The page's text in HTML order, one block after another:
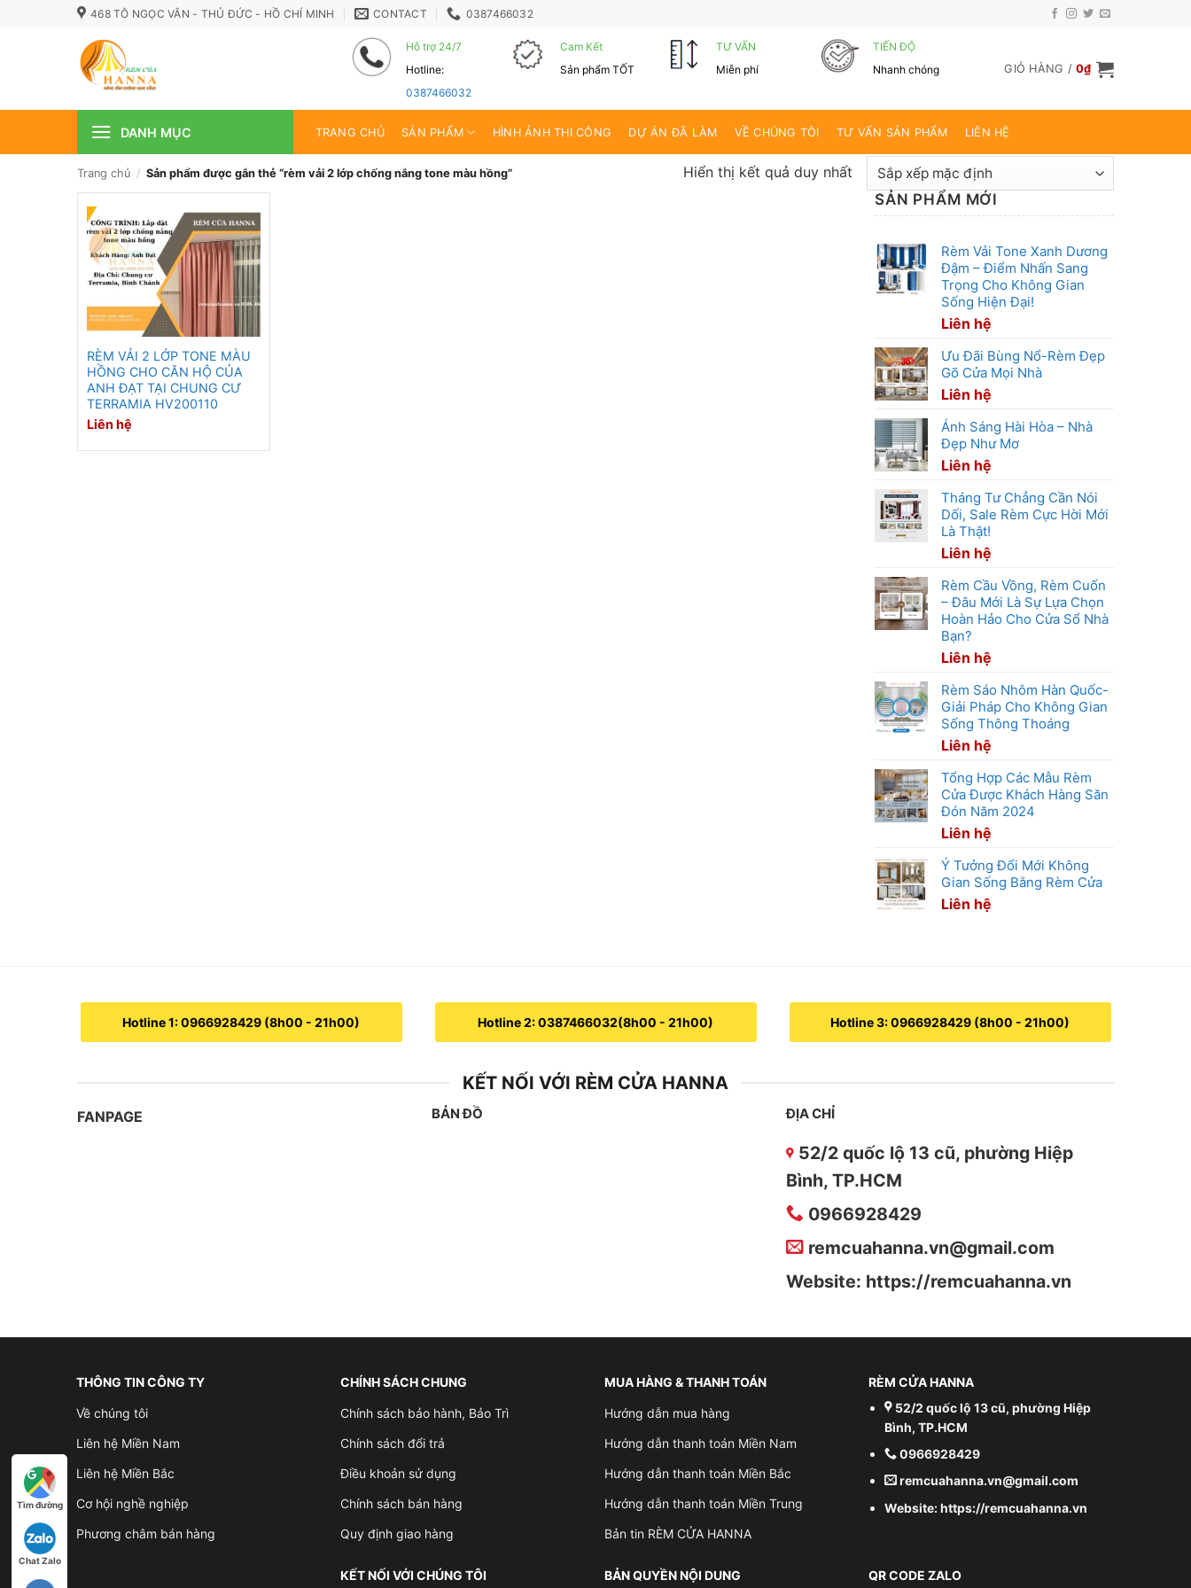
468 TÔ NGỌC VÂN - THỦ ĐỨC - HỒ CHÍ MINH CONTACT 0387466032
Hỗ trợ 24/7
Hotline:
0387466032
Cam Kết
Sản phẩm TỐT
TƯ VẤN
Miễn phí
TIẾN ĐỘ
Nhanh chóng
GIỎ HÀNG /0₫
DANH MỤC TRANG CHỦ SẢN PHẨM HÌNH ẢNH THI CÔNG DỰ ÁN ĐÃ LÀM VỀ CHÚNG TÔI TƯ VẤN SẢN PHẨM LIÊN HỆ
Trang chủ / Sản phẩm được gắn thẻ “rèm vải 2 lớp chống nắng tone màu hồng” Hiển thị kết quả duy nhất
RÈM VẢI 2 LỚP TONE MÀU
HỒNG CHO CĂN HỘ CỦA
ANH ĐẠT TẠI CHUNG CƯ
TERRAMIA HV200110
Liên hệ
SẢN PHẨM MỚI
Rèm Vải Tone Xanh Dương
Đậm – Điểm Nhấn Sang
Trọng Cho Không Gian
Sống Hiện Đại!
Liên hệ
Ưu Đãi Bùng Nổ-Rèm Đẹp
Gõ Cửa Mọi Nhà
Liên hệ
Ánh Sáng Hài Hòa – Nhà
Đẹp Như Mơ
Liên hệ
Tháng Tư Chẳng Cần Nói
Dối, Sale Rèm Cực Hời Mới
Là Thật!
Liên hệ
Rèm Cầu Vồng, Rèm Cuốn
– Đâu Mới Là Sự Lựa Chọn
Hoàn Hảo Cho Cửa Sổ Nhà
Bạn?
Liên hệ
Rèm Sáo Nhôm Hàn Quốc-
Giải Pháp Cho Không Gian
Sống Thông Thoáng
Liên hệ
Tổng Hợp Các Mẫu Rèm
Cửa Được Khách Hàng Săn
Đón Năm 2024
Liên hệ
Ý Tưởng Đổi Mới Không
Gian Sống Bằng Rèm Cửa
Liên hệ
Hotline 1: 0966928429 (8h00 - 21h00) Hotline 2: 0387466032(8h00 - 21h00) Hotline 3: 0966928429 (8h00 - 21h00)
KẾT NỐI VỚI RÈM CỬA HANNA
FANPAGE BẢN ĐỒ ĐỊA CHỈ
52/2 quốc lộ 13 cũ, phường Hiệp
Bình, TP.HCM
0966928429
remcuahanna.vn@gmail.com
Website: https://remcuahanna.vn
THÔNG TIN CÔNG TY
Về chúng tôi
Liên hệ Miền Nam
Liên hệ Miền Bắc
Cơ hội nghề nghiệp
Phương châm bán hàng
CHÍNH SÁCH CHUNG
Chính sách bảo hành, Bảo Trì
Chính sách đổi trả
Điều khoản sử dụng
Chính sách bán hàng
Quy định giao hàng
MUA HÀNG & THANH TOÁN
Hướng dẫn mua hàng
Hướng dẫn thanh toán Miền Nam
Hướng dẫn thanh toán Miền Bắc
Hướng dẫn thanh toán Miền Trung
Bản tin RÈM CỬA HANNA
RÈM CỬA HANNA
52/2 quốc lộ 13 cũ, phường Hiệp
Bình, TP.HCM
0966928429
remcuahanna.vn@gmail.com
Website: https://remcuahanna.vn
KẾT NỐI VỚI CHÚNG TÔI BẢN QUYỀN NỘI DUNG QR CODE ZALO
Tìm đường
Chat Zalo